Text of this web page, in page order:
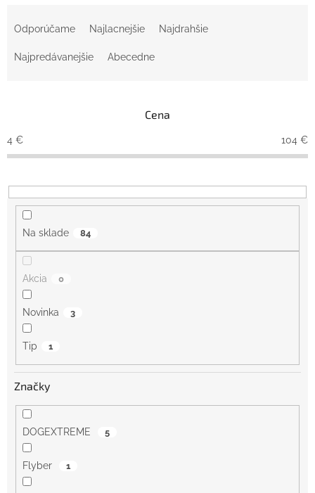
r
o
u
k
Odporúčame Najlacnejšie Najdrahšie
Najpredávanejšie Abecedne
Cena
4 € 104 €
Na sklade 84
Akcia 0
Novinka 3
Tip 1
Značky
DOGEXTREME 5
Flyber 1